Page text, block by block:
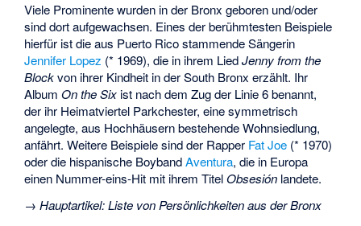
Viele Prominente wurden in der Bronx geboren und/oder
sind dort aufgewachsen. Eines der berühmtesten Beispiele
hierfür ist die aus Puerto Rico stammende Sängerin
Jennifer Lopez (* 1969), die in ihrem LiedJenny from the
Blockvon ihrer Kindheit in der South Bronx erzählt. Ihr
AlbumOn the Six ist nach dem Zug der Linie 6 benannt,
der ihr Heimatviertel Parkchester, eine symmetrisch
angelegte, aus Hochhäusern bestehende Wohnsiedlung,
anfährt. Weitere Beispiele sind der Rapper Fat Joe (* 1970)
oder die hispanische BoybandAventura, die in Europa
einen Nummer-eins-Hit mit ihrem TitelObsesión landete.
→Hauptartikel:Liste von Persönlichkeiten aus der Bronx